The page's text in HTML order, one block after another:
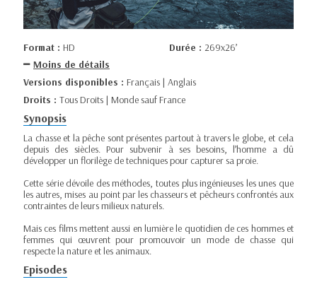
Format : HD Durée : 269x26’
Moins de détails
Versions disponibles : Français | Anglais
Droits : Tous Droits | Monde sauf France
Synopsis
La chasse et la pêche sont présentes partout à travers le globe, et cela
depuis des siècles. Pour subvenir à ses besoins, l’homme a dû
développer un florilège de techniques pour capturer sa proie.
Cette série dévoile des méthodes, toutes plus ingénieuses les unes que
les autres, mises au point par les chasseurs et pêcheurs confrontés aux
contraintes de leurs milieux naturels.
Mais ces films mettent aussi en lumière le quotidien de ces hommes et
femmes qui œuvrent pour promouvoir un mode de chasse qui
respecte la nature et les animaux.
Episodes